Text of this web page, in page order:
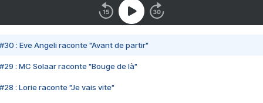
#30 : Eve Angeli raconte "Avant de partir"
#29 : MC Solaar raconte "Bouge de là"
#28 : Lorie raconte "Je vais vite"